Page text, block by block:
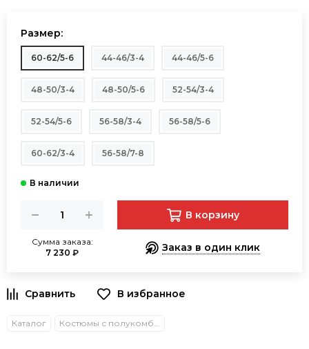
Размер:
60-62/5-6 44-46/3-4 44-46/5-6
48-50/3-4 48-50/5-6 52-54/3-4
52-54/5-6 56-58/3-4 56-58/5-6
60-62/3-4 56-58/7-8
Сумма заказа:
7 230 ₽
В корзину
Заказ в один клик
В избранное
Каталог Костюмы с полукомбинезонами